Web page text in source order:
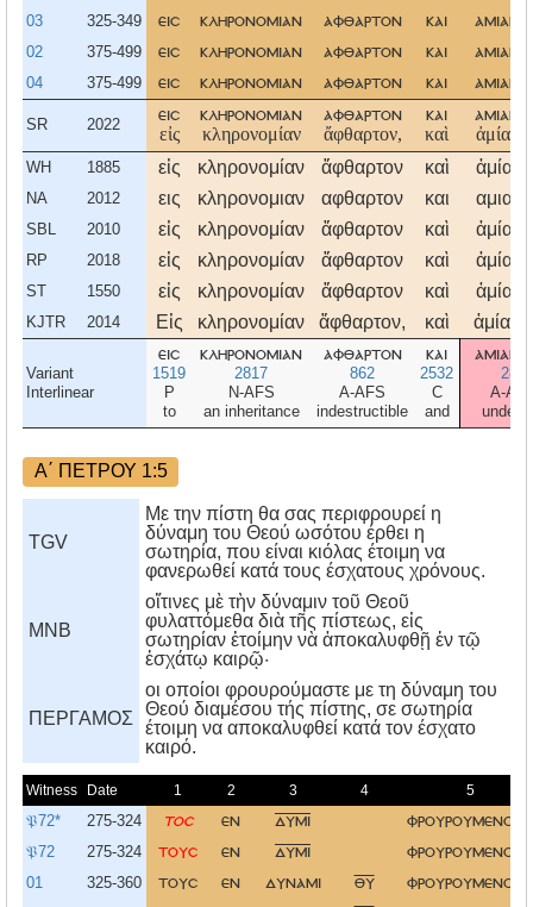
03 325-349 εισ κληρονομιαν αφθαρτον και
02 375-499 εισ κληρονομιαν αφθαρτον και
04 375-499 εισ κληρονομιαν αφθαρτον και
SR 2022
εισ
εἰς
κληρονομιαν
κληρονομίαν
αφθαρτον
ἄφθαρτον,
και
καὶ
WH 1885 εἰς κληρονομίαν ἄφθαρτον καὶ
NA 2012 εις κληρονομιαν αφθαρτον και
SBL 2010 εἰς κληρονομίαν ἄφθαρτον καὶ
RP 2018 εἰς κληρονομίαν ἄφθαρτον καὶ
ST 1550 εἰς κληρονομίαν ἄφθαρτον καὶ
KJTR 2014 Εἰς κληρονομίαν ἄφθαρτον, καὶ
Variant
Interlinear
εισ
1519
P
to
κληρονομιαν
2817
N-AFS
an inheritance
αφθαρτον
862
A-AFS
indestructible
και
2532
C
and
283
A-
Α΄ ΠΕΤΡΟΥ 1:5
TGV
Με την πίστη θα σας περιφρουρεί η
δύναμη του Θεού ωσότου έρθει η
σωτηρία, που είναι κιόλας έτοιμη να
φανερωθεί κατά τους έσχατους χρόνους.
MNB
οἵτινες μὲ τὴν δύναμιν τοῦ Θεοῦ
φυλαττόμεθα διὰ τῆς πίστεως, εἰς
σωτηρίαν ἑτοίμην νὰ ἀποκαλυφθῇ ἐν τῷ
ἐσχάτῳ καιρῷ·
ΠΕΡΓΑΜΟΣ
οι οποίοι φρουρούμαστε με τη δύναμη του
Θεού διαμέσου τής πίστης, σε σωτηρία
έτοιμη να αποκαλυφθεί κατά τον έσχατο
καιρό.
Witness Date 1 2 3 4 5
𝔓72* 275-324 τοσ εν δυμι φρουρουμενου
𝔓72 275-324 τουσ εν δυμι φρουρουμενου
01 325-360 τουσ εν δυναμι θυ φρουρουμενουσ